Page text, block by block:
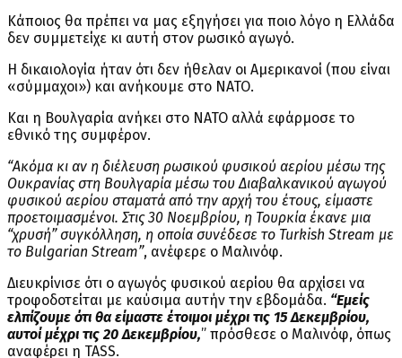
Κάποιος θα πρέπει να μας εξηγήσει για ποιο λόγο η Ελλάδα
δεν συμμετείχε κι αυτή στον ρωσικό αγωγό.
Η δικαιολογία ήταν ότι δεν ήθελαν οι Αμερικανοί (που είναι
«σύμμαχοι») και ανήκουμε στο ΝΑΤΟ.
Και η Βουλγαρία ανήκει στο ΝΑΤΟ αλλά εφάρμοσε το
εθνικό της συμφέρον.
“Ακόμα κι αν η διέλευση ρωσικού φυσικού αερίου μέσω της
Ουκρανίας στη Βουλγαρία μέσω του Διαβαλκανικού αγωγού
φυσικού αερίου σταματά από την αρχή του έτους, είμαστε
προετοιμασμένοι. Στις 30 Νοεμβρίου, η Τουρκία έκανε μια
“χρυσή” συγκόλληση, η οποία συνέδεσε το Turkish Stream με
το Bulgarian Stream”, ανέφερε ο Μαλινόφ.
Διευκρίνισε ότι ο αγωγός φυσικού αερίου θα αρχίσει να
τροφοδοτείται με καύσιμα αυτήν την εβδομάδα. “Εμείς
ελπίζουμε ότι θα είμαστε έτοιμοι μέχρι τις 15 Δεκεμβρίου,
αυτοί μέχρι τις 20 Δεκεμβρίου,” πρόσθεσε ο Μαλινόφ, όπως
αναφέρει η TASS.